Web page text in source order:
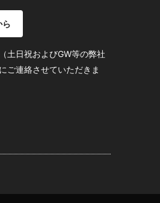
ら
土日祝およびGW等の弊社
ご連絡させていただきま